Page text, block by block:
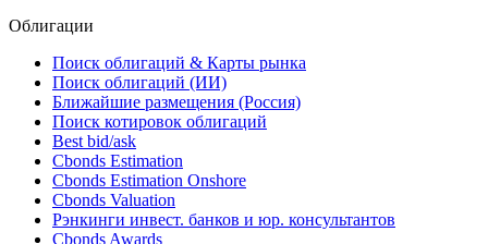
Облигации
Поиск облигаций & Карты рынка
Поиск облигаций (ИИ)
Ближайшие размещения (Россия)
Поиск котировок облигаций
Best bid/ask
Cbonds Estimation
Cbonds Estimation Onshore
Cbonds Valuation
Рэнкинги инвест. банков и юр. консультантов
Cbonds Awards